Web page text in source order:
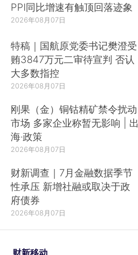
PPI同比增速有触顶回落迹象
2026年08月07日
特稿｜国航原党委书记樊澄受
贿3847万元二审待宣判 否认
大多数指控
2026年08月07日
刚果（金）铜钴精矿禁令扰动
市场 多家企业称暂无影响 | 出
海·政策
2026年08月07日
财新调查｜7月金融数据季节
性承压 新增社融或取决于政
府债券
2026年08月07日
财新移动